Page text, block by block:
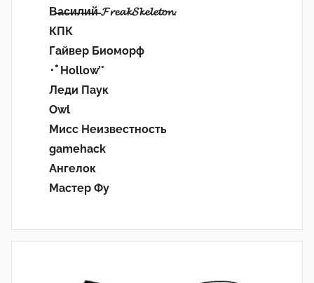
В̶а̶с̶и̶л̶и̶й̶ 𝓕𝓻𝓮𝓪𝓴𝓢𝓴𝓮𝓵𝓮𝓽𝓸𝓷.
КПК
Гайвер Биоморф
･ﾟHollow’°
Леди Паук
Owl
Мисс Неизвестность
gamehack
Ангелок
Мастер Фу